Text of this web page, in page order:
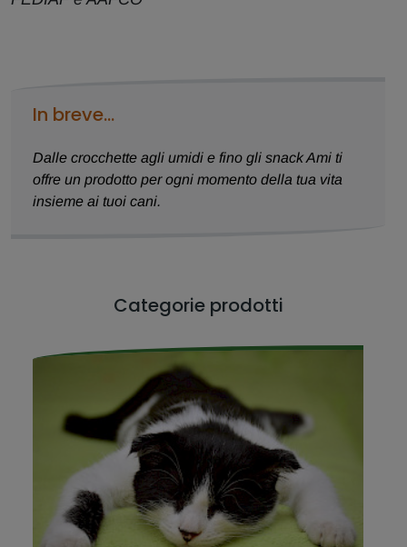
In breve...
Dalle crocchette agli umidi e fino gli snack Ami ti
offre un prodotto per ogni momento della tua vita
insieme ai tuoi cani.
Categorie prodotti